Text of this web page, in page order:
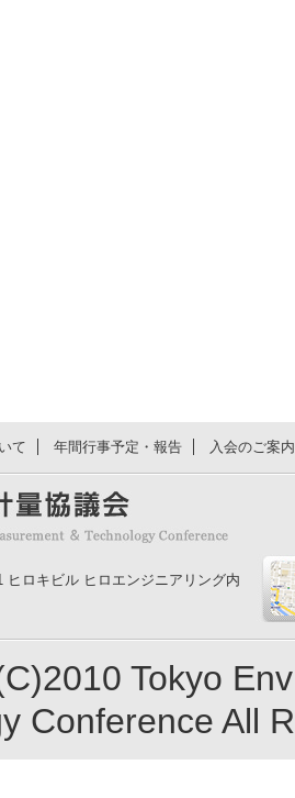
て 年間行事予定・報告 入会のご案
ヒロキビル ヒロエンジニアリング内
Tokyo
Conference All